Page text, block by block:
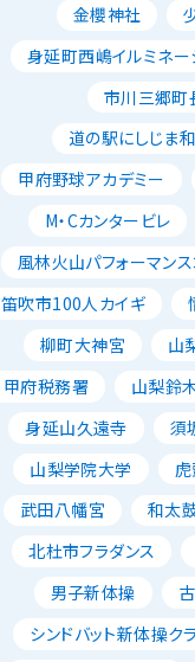
金櫻神社
身延町西嶋イルミネー
市川三郷町
道の駅にしじま
甲府野球アカデミー
M・Cカンタービレ
風林火山パフォーマンス
笛吹市100人カイギ
柳町大神宮
山
甲府税務署
山梨鈴
身延山久遠寺
須
山梨学院大学
武田八幡宮
和太
北杜市フラダンス
男子新体操
シンドバット新体操ク